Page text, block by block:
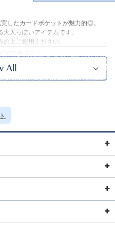
したカードポケットが魅力的◎。
人っぽいアイテムです。
上ご使用ください。
いて